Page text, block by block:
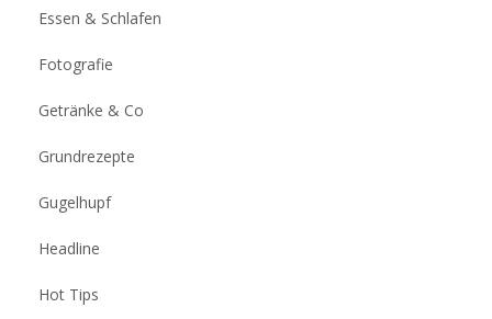
Essen & Schlafen
Fotografie
Getränke & Co
Grundrezepte
Gugelhupf
Headline
Hot Tips